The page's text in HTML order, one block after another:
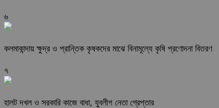
৬
কলমাকান্দায় ক্ষুদ্র ও প্রান্তিক কৃষকদের মাঝে বিনামূল্যে কৃষি প্রণোদনা বিতরণ
৭
হালট দখল ও সরকারি কাজে বাধা, যুবলীগ নেতা গ্রেপ্তার